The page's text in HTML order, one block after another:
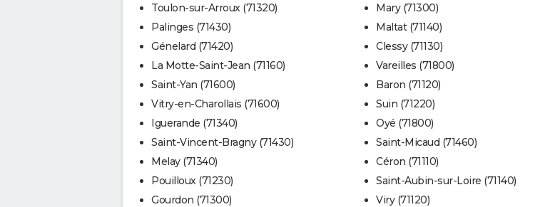
Toulon-sur-Arroux (71320)
Palinges (71430)
Génelard (71420)
La Motte-Saint-Jean (71160)
Saint-Yan (71600)
Vitry-en-Charollais (71600)
Iguerande (71340)
Saint-Vincent-Bragny (71430)
Melay (71340)
Pouilloux (71230)
Gourdon (71300)
Mary (71300)
Maltat (71140)
Clessy (71130)
Vareilles (71800)
Baron (71120)
Suin (71220)
Oyé (71800)
Saint-Micaud (71460)
Céron (71110)
Saint-Aubin-sur-Loire (71140)
Viry (71120)